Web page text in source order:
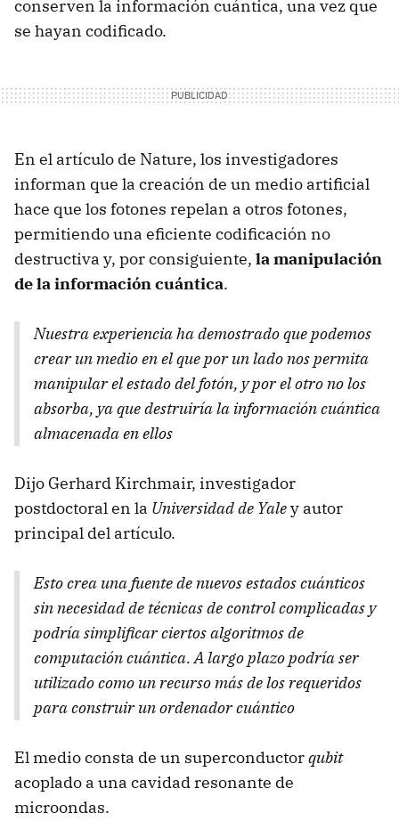
conserven la información cuántica, una vez que
se hayan codificado.
En el artículo de Nature, los investigadores
informan que la creación de un medio artificial
hace que los fotones repelan a otros fotones,
permitiendo una eficiente codificación no
destructiva y, por consiguiente, la manipulación
de la información cuántica.
Nuestra experiencia ha demostrado que podemos
crear un medio en el que por un lado nos permita
manipular el estado del fotón, y por el otro no los
absorba, ya que destruiría la información cuántica
almacenada en ellos
Dijo Gerhard Kirchmair, investigador
postdoctoral en la Universidad de Yaley autor
principal del artículo.
Esto crea una fuente de nuevos estados cuánticos
sin necesidad de técnicas de control complicadas y
podría simplificar ciertos algoritmos de
computación cuántica. A largo plazo podría ser
utilizado como un recurso más de los requeridos
para construir un ordenador cuántico
El medio consta de un superconductorqubit
acoplado a una cavidad resonante de
microondas.